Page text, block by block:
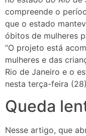
compreende o
que o estado
óbitos de mulheres
“O projeto está
mulheres e das
Rio de Janeiro e o
nesta terça-feira
Queda
Nesse artigo, que